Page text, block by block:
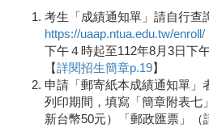
考生「成績通知單」請自行查
https://uaap.ntua.edu.tw/enroll/
下午４時起至112年8月3日下
【詳閱招生簡章p.19】
申請「郵寄紙本成績通知單」
列印期間，填寫「簡章附表七
新台幣50元）「郵政匯票」（